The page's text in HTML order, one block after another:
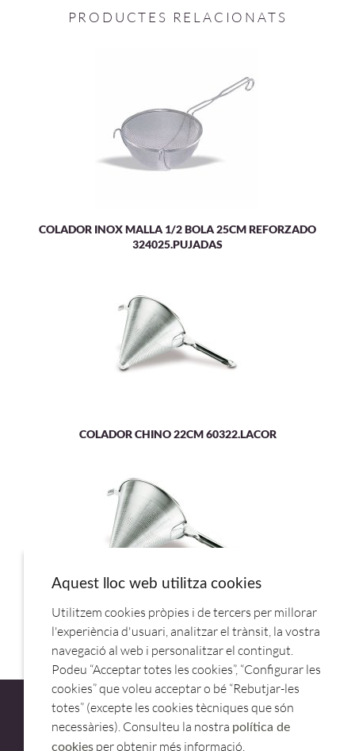
PRODUCTES RELACIONATS
COLADOR INOX MALLA 1/2 BOLA 25CM REFORZADO
324025.PUJADAS
COLADOR CHINO 22CM 60322.LACOR
COLADOR CHINO 26CM 60326.LACOR
Aquest lloc web utilitza cookies
Utilitzem cookies pròpies i de tercers per millorar
l'experiència d'usuari, analitzar el trànsit, la vostra
navegació al web i personalitzar el contingut.
Podeu “Acceptar totes les cookies”, “Configurar les
cookies” que voleu acceptar o bé “Rebutjar-les
totes” (excepte les cookies tècniques que són
necessàries). Consulteu la nostra política de
cookies per obtenir més informació.